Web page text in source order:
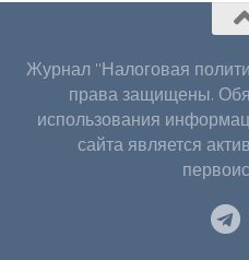
Журнал "Налоговая
права защищены.
использования
сайта является